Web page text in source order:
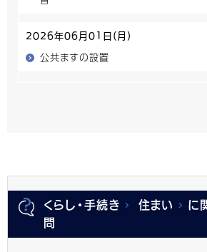
2026年06月01日(月)
公共ますの設置
くらし・手続き 住まい
に
問